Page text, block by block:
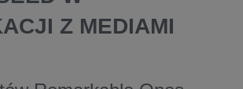
Z MEDIAMI